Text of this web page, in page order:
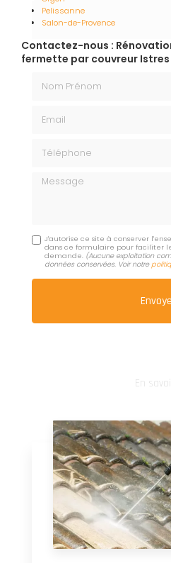
Pelissanne
Salon-de-Provence
Contactez-nous :
fermette par couvreur Istres
Message
J'autorise ce site à conserver
dans ce formulaire pour faciliter
demande. (Aucune exploitation
données conservées. Voir notre
En